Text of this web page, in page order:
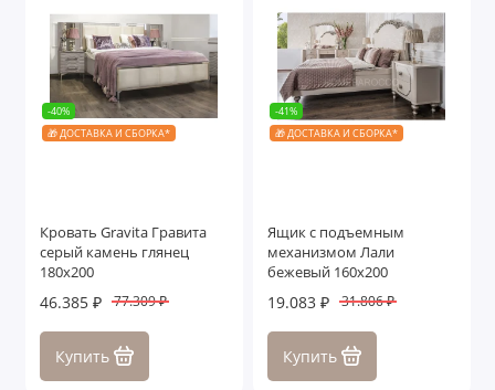
-40%
🎁 ДОСТАВКА И СБОРКА*
Кровать Gravita Гравита
серый камень глянец
180х200
46.385 ₽ 77.309 ₽
Купить
-41%
🎁 ДОСТАВКА И СБОРКА*
Ящик с подъемным
механизмом Лали
бежевый 160х200
19.083 ₽ 31.806 ₽
Купить